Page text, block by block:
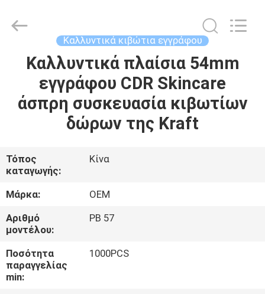
ΣΠΊΤΙ
ΠΡΟΪΌΝΤΑ
ΕΜΕΊΣ
ΓΎΡΟΣ
ΕΡΓΟΣΤΑΣΊΩΝ
ΠΟΙΟΤΙΚΌΣ
ΈΛΕΓΧΟΣ
CO.,LTD.
Καλλυντικά κιβώτια εγγράφου
Καλλυντικά πλαίσια 54mm
εγγράφου CDR Skincare
άσπρη συσκευασία κιβωτίων
δώρων της Kraft
Τόπος
καταγωγής:
Κίνα
Μάρκα:
OEM
Αριθμό
μοντέλου:
PB 57
Ποσότητα
παραγγελίας
min:
1000PCS